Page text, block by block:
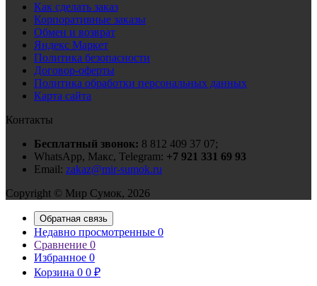
Как сделать заказ
Корпоративные заказы
Обмен и возврат
Яндекс Маркет
Политика безопасности
Договор-оферты
Политика обработки персональных данных
Карта сайта
Контакты
Бесплатный звонок: 8 812 409 37 07;
WhatsApp, Макс, Telegram: +7 921 331 69 93
Email: zakaz@mir-sumok.ru
Copyright © Мир Сумок, 2026
Обратная связь
Недавно просмотренные 0
Сравнение 0
Избранное 0
Корзина 0 0 ₽